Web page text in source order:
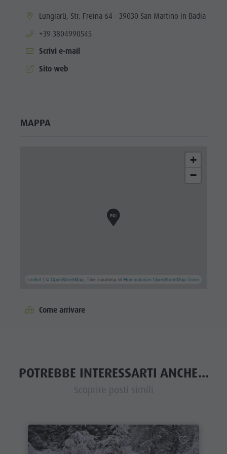
ladina
aria.location:
Lungiarü, Str. Freina 64 - 39030 San Martino in Badia
aria.phone:
+39 3804990545
Scrivi e-mail
aria.website:
Sito web
MAPPA
+
−
Leaflet | ©OpenStreetMap, Tiles courtesy of Humanitarian OpenStreetMap Team
Come arrivare
POTREBBE INTERESSARTI ANCHE...
Scoprire posti simili